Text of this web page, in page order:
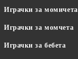
Играчки за момичета
Играчки за момчета
Играчки за бебета